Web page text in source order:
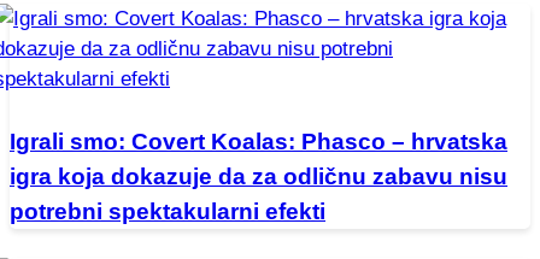
Igrali smo: Covert Koalas: Phasco – hrvatska
igra koja dokazuje da za odličnu zabavu nisu
potrebni spektakularni efekti